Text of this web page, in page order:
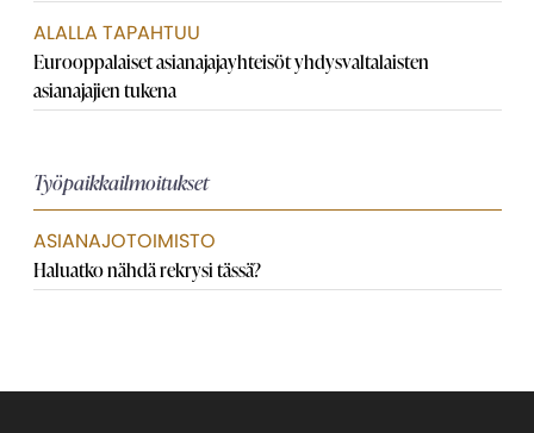
ALALLA TAPAHTUU
Eurooppalaiset asianajaja­yhteisöt yhdysvaltalaisten
asianajajien tukena
Työpaikkailmoitukset
ASIANAJOTOIMISTO
Haluatko nähdä rekrysi tässä?